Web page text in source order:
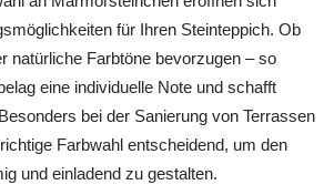
für Ihren Steinteppich. Ob
natürliche Farbtöne bevorzugen – so
eine individuelle Note und schafft
bei der Sanierung von Terrassen
Farbwahl entscheidend, um den
und einladend zu gestalten.